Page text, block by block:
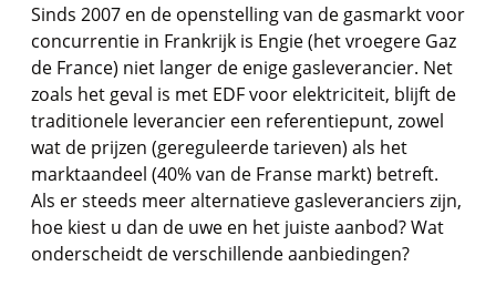
Sinds 2007 en de openstelling van de gasmarkt voor
concurrentie in Frankrijk is Engie (het vroegere Gaz
de France) niet langer de enige gasleverancier. Net
zoals het geval is met EDF voor elektriciteit, blijft de
traditionele leverancier een referentiepunt, zowel
wat de prijzen (gereguleerde tarieven) als het
marktaandeel (40% van de Franse markt) betreft.
Als er steeds meer alternatieve gasleveranciers zijn,
hoe kiest u dan de uwe en het juiste aanbod? Wat
onderscheidt de verschillende aanbiedingen?